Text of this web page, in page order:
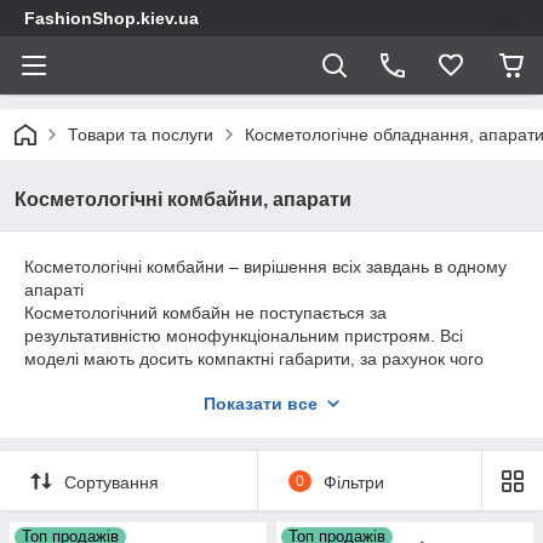
FashionShop.kiev.ua
Товари та послуги Косметологічне обладнання,
Косметологічні комбайни, апарати
Косметологічні комбайни – вирішення всіх завдань в одному
апараті
Косметологічний комбайн не поступається за
результативністю монофункціональним пристроям. Всі
моделі мають досить компактні габарити, за рахунок чого
стіл або іншу поверхню. Найширший асортимент комбайнів
Найчастіше кількість функцій у комбайнах варіюється від 3 до
9. Тому, купуючи всього один пристрій, ви зможете надавати
практично повний спектр доглядових процедур: проводити
Показати все
Сортування 0 Фільтри
Топ продажів Топ продажів